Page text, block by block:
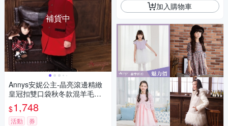
補貨中
Annys安妮公主-晶亮滾邊精緻
皇冠扣雙口袋秋冬款混羊毛大
衣*6680紅色
$1,748
活動 券
加入購物車